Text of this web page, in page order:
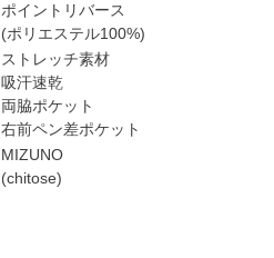
ポイントリバース
(ポリエステル100%)
ストレッチ素材
吸汗速乾
両脇ポケット
右前ペン差ポケット
MIZUNO
(chitose)